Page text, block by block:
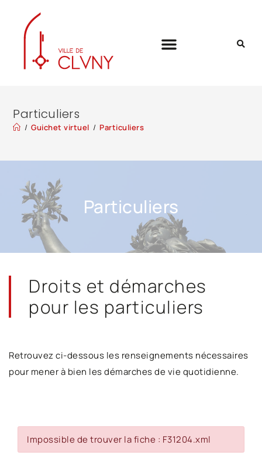
Particuliers
/ Guichet virtuel / Particuliers
Particuliers
Droits et démarches
pour les particuliers
Retrouvez ci-dessous les renseignements nécessaires
pour mener à bien les démarches de vie quotidienne.
Impossible de trouver la fiche : F31204.xml